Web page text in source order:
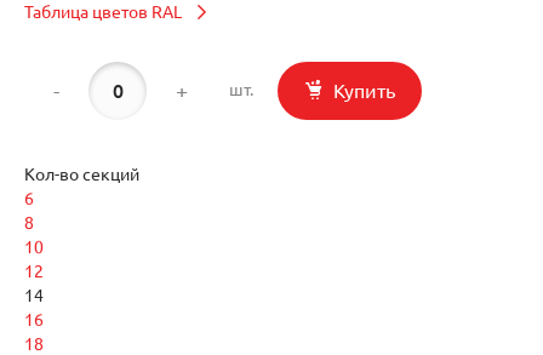
Таблица цветов RAL
- + шт. Купить
Кол-во секций
6
8
10
12
14
16
18